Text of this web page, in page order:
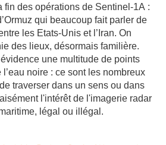
fin des opérations de Sentinel-1A :
qui beaucoup fait parler de
les Etats-Unis et l’Iran. On
des lieux, désormais familière.
évidence une multitude de points
noire : ce sont les nombreux
traverser dans un sens ou dans
l'intérêt de l'imagerie radar
légal ou illégal.